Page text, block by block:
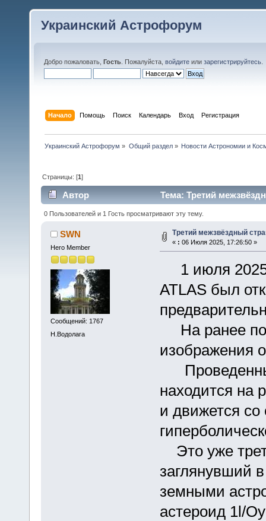
Украинский Астрофорум
Добро пожаловать, Гость . Пожалуйста, войдите или зарегистрируйтесь
Начало Помощь Поиск Календарь Вход Регистрация
Украинский Астрофорум » Общий раздел» Новости Астрономии и
Страницы: [1]
Автор Тема: Третий
0 Пользователей и 1 Гость просматривают эту тему.
SWN
Hero Member
Сообщений: 1767
Н.Водолага
Третий межзвёздный
« : 06 Июля 2025, 17:26:50 »
1 июля 2025
ATLAS был
На ранее
изображения
находится на
и движется со
Это уже
заглянувший
земными
астероид 1l/